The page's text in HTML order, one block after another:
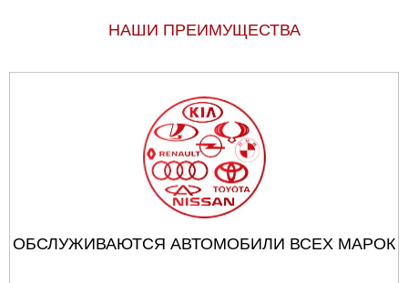
НАШИ ПРЕИМУЩЕСТВА
ОБСЛУЖИВАЮТСЯ АВТОМОБИЛИ ВСЕХ МАРОК